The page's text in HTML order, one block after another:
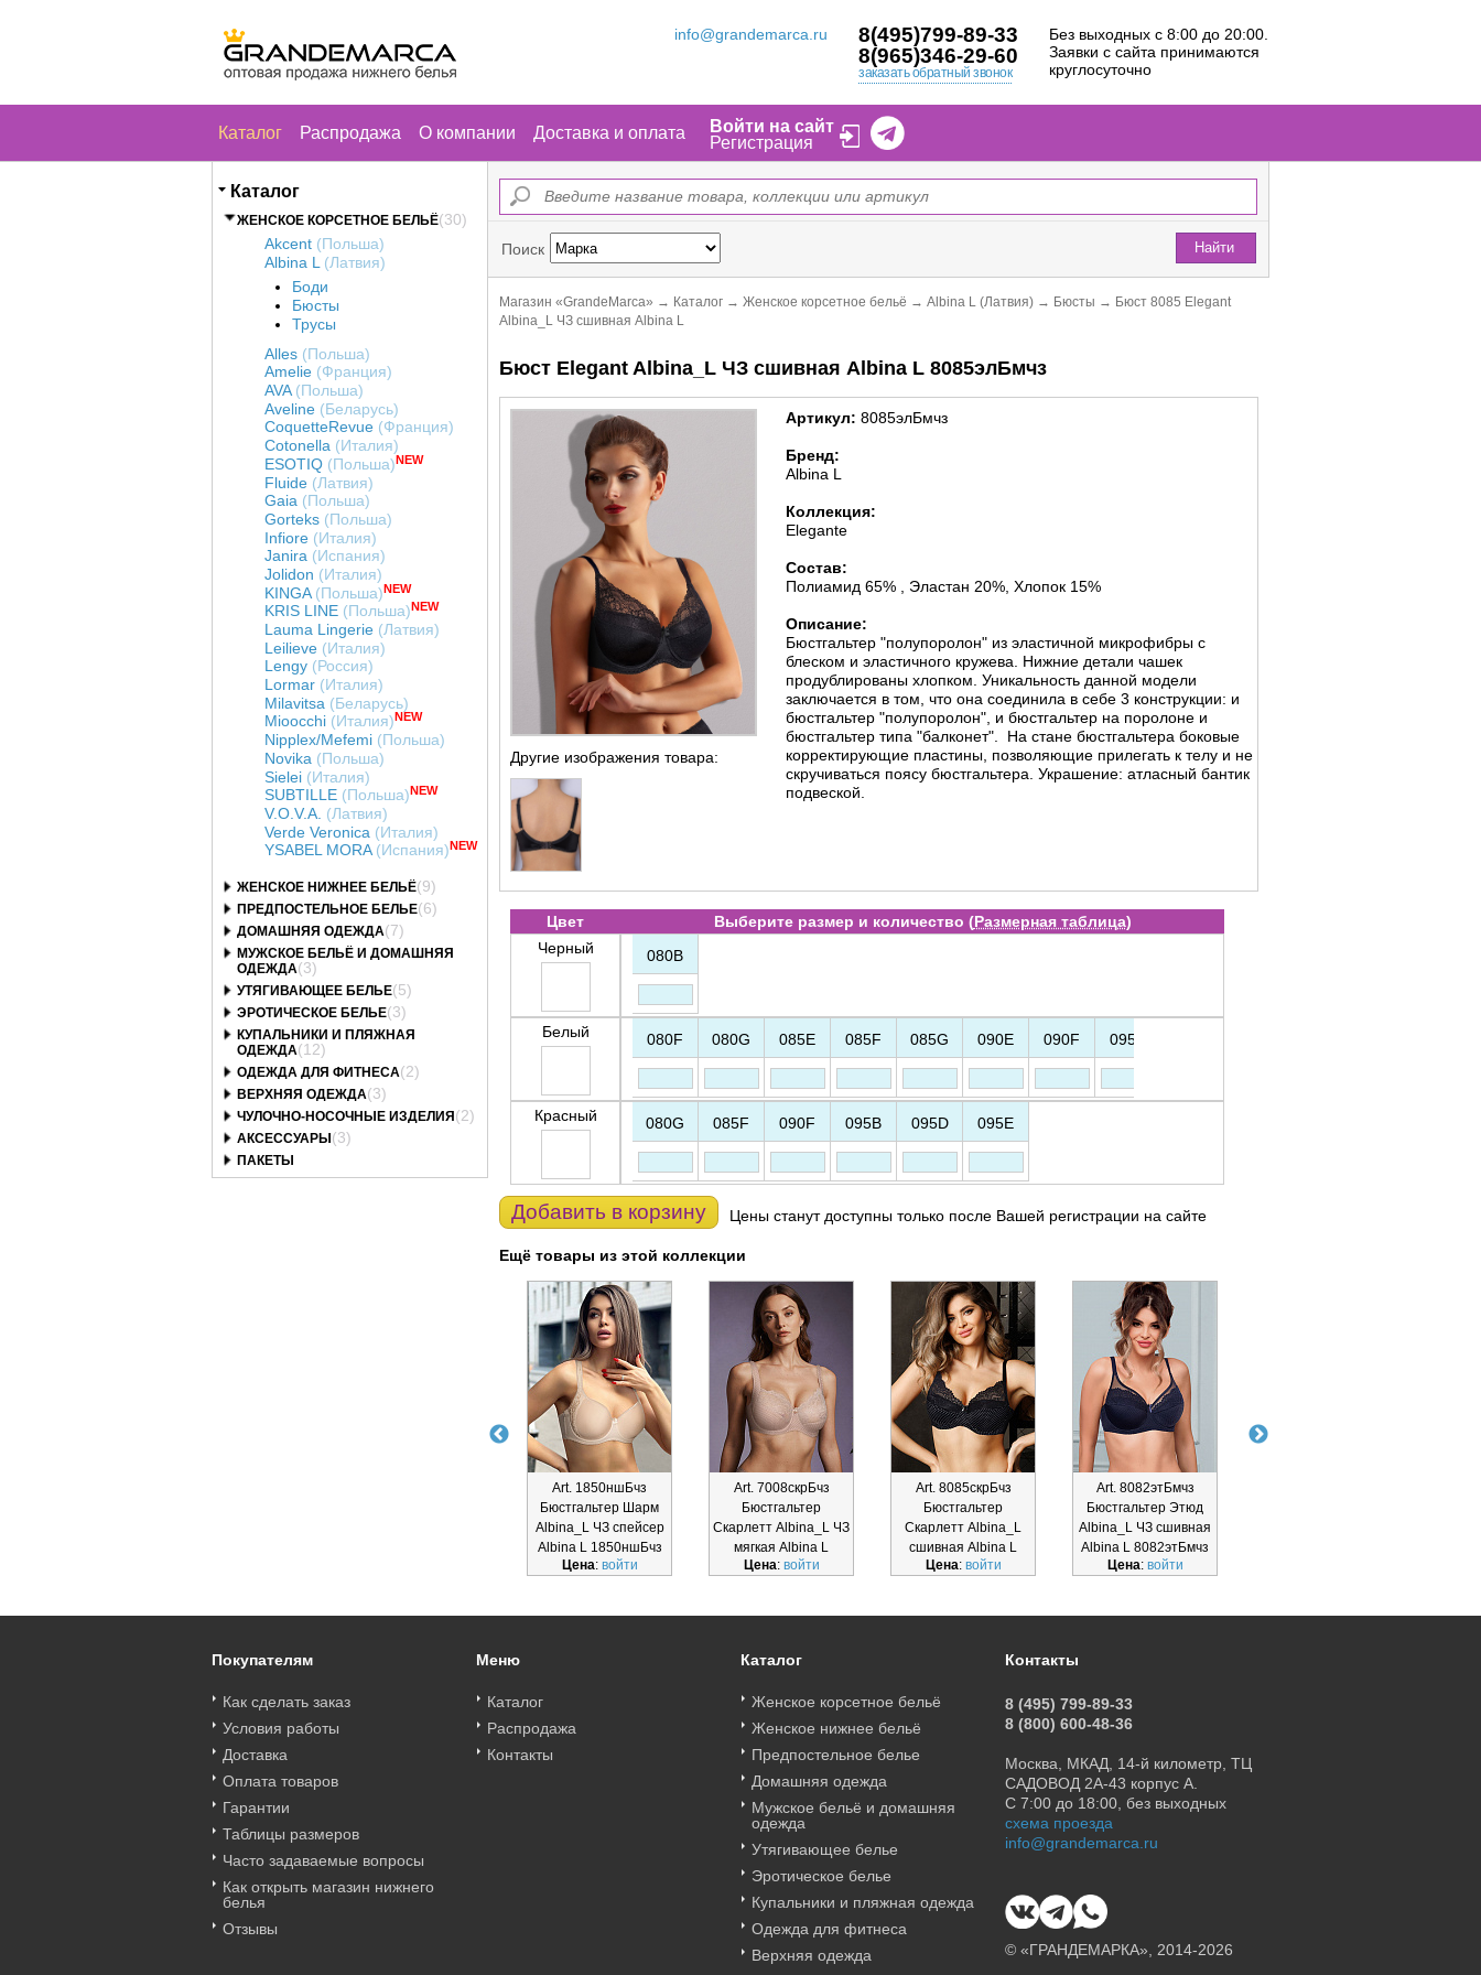
info@grandemarca.ru
8(495)799-89-33
8(965)346-29-60
заказать обратный звонок
Без выходных с 8:00 до 20:00.
Заявки с сайта принимаются
круглосуточно
Каталог Распродажа О компании Доставка и оплата
Войти на сайт
Регистрация
Каталог
ЖЕНСКОЕ КОРСЕТНОЕ БЕЛЬЁ(30)
Akcent (Польша)
Albina L (Латвия)
Боди
Бюсты
Трусы
Alles (Польша)
Amelie (Франция)
AVA (Польша)
Aveline (Беларусь)
CoquetteRevue (Франция)
Cotonella (Италия)
ESOTIQ (Польша)NEW
Fluide (Латвия)
Gaia (Польша)
Gorteks (Польша)
Infiore (Италия)
Janira (Испания)
Jolidon (Италия)
KINGA (Польша)NEW
KRIS LINE (Польша) NEW
Lauma Lingerie (Латвия)
Leilieve (Италия)
Lengy (Россия)
Lormar (Италия)
Milavitsa (Беларусь)
Mioocchi (Италия) NEW
Nipplex/Mefemi (Польша)
Novika (Польша)
Sielei (Италия)
SUBTILLE (Польша)NEW
V.O.V.A. (Латвия)
Verde Veronica (Италия)
YSABEL MORA(Испания) NEW
ЖЕНСКОЕ НИЖНЕЕ БЕЛЬЁ(9)
ПРЕДПОСТЕЛЬНОЕ БЕЛЬЕ(6)
ДОМАШНЯЯ ОДЕЖДА(7)
МУЖСКОЕ БЕЛЬЁ И ДОМАШНЯЯ
ОДЕЖДА(3)
УТЯГИВАЮЩЕЕ БЕЛЬЕ(5)
ЭРОТИЧЕСКОЕ БЕЛЬЕ(3)
КУПАЛЬНИКИ И ПЛЯЖНАЯ
ОДЕЖДА(12)
ОДЕЖДА ДЛЯ ФИТНЕСА(2)
ВЕРХНЯЯ ОДЕЖДА(3)
ЧУЛОЧНО-НОСОЧНЫЕ ИЗДЕЛИЯ (2)
АКСЕССУАРЫ (3)
ПАКЕТЫ
Поиск Найти
Магазин «GrandeMarca» → Каталог → Женское корсетное бельё → Albina L (Латвия) → Бюсты → Бюст 8085 Elegant
Albina_L ЧЗ сшивная Albina L
Бюст Elegant Albina_L ЧЗ сшивная Albina L 8085элБмчз
Другие изображения товара:
Артикул: 8085элБмчз
Бренд:
Albina L
Коллекция:
Elegante
Состав:
Полиамид 65% , Эластан 20%, Хлопок 15%
Описание:
Бюстгальтер "полупоролон" из эластичной микрофибры с
блеском и эластичного кружева. Нижние детали чашек
продублированы хлопком. Уникальность данной модели
заключается в том, что она соединила в себе 3 конструкции: и
бюстгальтер "полупоролон", и бюстгальтер на поролоне и
бюстгальтер типа "балконет". На стане бюстгальтера боковые
корректирующие пластины, позволяющие прилегать к телу и не
скручиваться поясу бюстгальтера. Украшение: атласный бантик
подвеской.
Цвет Выберите размер и количество (Размерная таблица)
Черный
080B
Белый 080F 080G 085E 085F 085G 090E 090F 095E
Красный 080G 085F 090F 095B 095D 095E
Добавить в корзину Цены станут доступны только после Вашей регистрации на сайте
Ещё товары из этой коллекции
Art. 1850ншБчз
Бюстгальтер Шарм
Albina_L ЧЗ спейсер
Albina L 1850ншБчз
Цена: войти
Art. 7008скрБчз
Бюстгальтер
Скарлетт Albina_L ЧЗ
мягкая Albina L
7008скрБч
Цена: войти
Art. 8085скрБчз
Бюстгальтер
Скарлетт Albina_L
сшивная Albina L
8085скрБчз
Цена: войти
Art. 8082этБмчз
Бюстгальтер Этюд
Albina_L ЧЗ сшивная
Albina L 8082этБмчз
Цена: войти
Покупателям
Как сделать заказ
Условия работы
Доставка
Оплата товаров
Гарантии
Таблицы размеров
Часто задаваемые вопросы
Как открыть магазин нижнего
белья
Отзывы
Меню
Каталог
Распродажа
Контакты
Каталог
Женское корсетное бельё
Женское нижнее бельё
Предпостельное белье
Домашняя одежда
Мужское бельё и домашняя
одежда
Утягивающее белье
Эротическое белье
Купальники и пляжная одежда
Одежда для фитнеса
Верхняя одежда
Контакты
8 (495) 799-89-33
8 (800) 600-48-36
Москва, МКАД, 14-й километр, ТЦ
САДОВОД 2А-43 корпус А.
С 7:00 до 18:00, без выходных
схема проезда
info@grandemarca.ru
© «ГРАНДЕМАРКА», 2014-2026